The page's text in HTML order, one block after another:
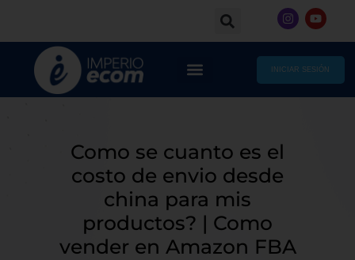
content
I
n
a
g
r
a
Y
o
u
b
e
INICIAR SESIÓN
Como se cuanto es el
costo de envio desde
china para mis
productos? | Como
vender en Amazon FBA